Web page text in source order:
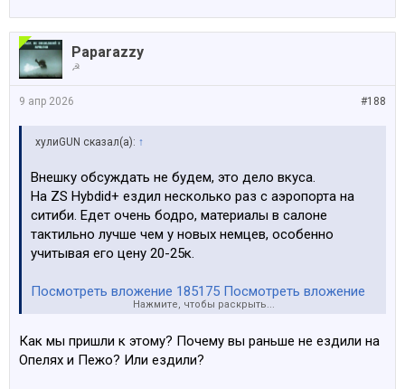
Paparazzy
☭
#188
9 апр 2026
хулиGUN сказал(а): ↑
Внешку обсуждать не будем, это дело вкуса.
На ZS Hybdid+ ездил несколько раз с аэропорта на
ситиби. Едет очень бодро, материалы в салоне
тактильно лучше чем у новых немцев, особенно
учитывая его цену 20-25к.
Посмотреть вложение 185175 Посмотреть вложение
Нажмите, чтобы раскрыть...
Как мы пришли к этому? Почему вы раньше не ездили на
Опелях и Пежо? Или ездили?